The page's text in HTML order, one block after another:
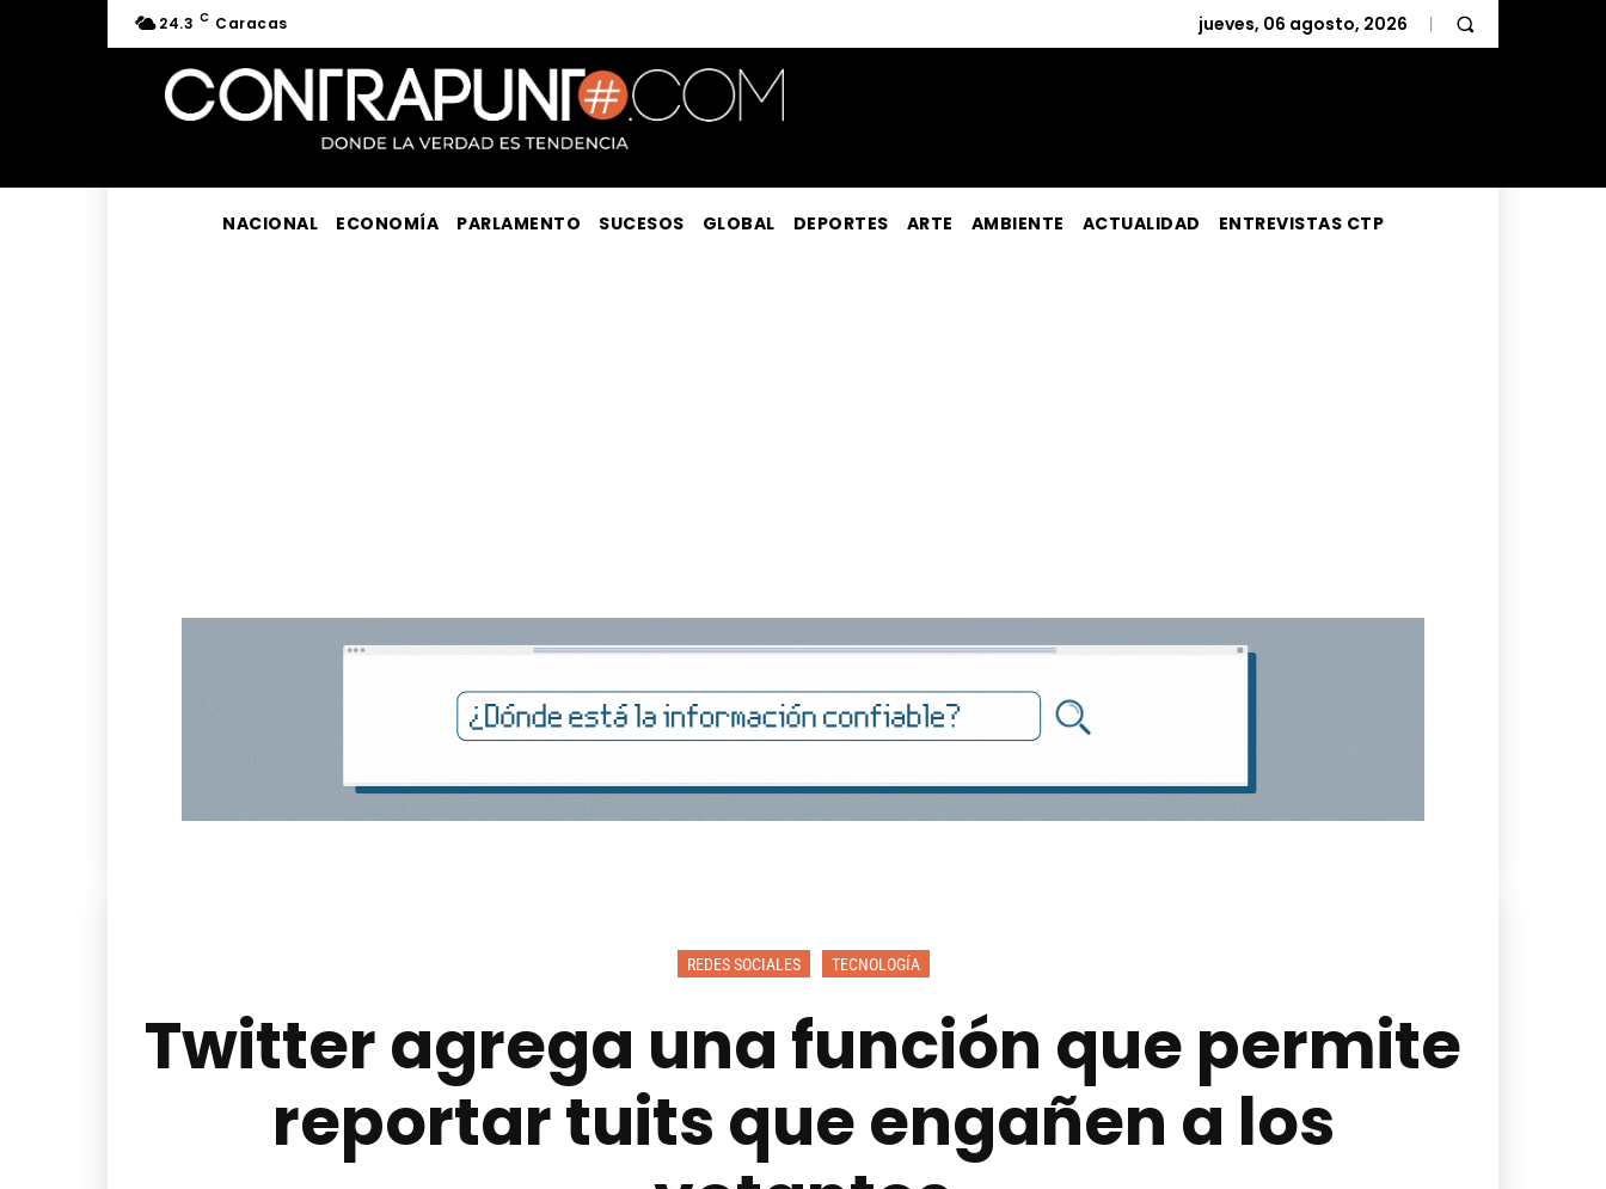
24.3 C Caracas jueves, 06 agosto, 2026
NACIONAL ECONOMÍA PARLAMENTO SUCESOS GLOBAL DEPORTES ARTE AMBIENTE ACTUALIDAD ENTREVISTAS CTP
REDES SOCIALES TECNOLOGÍA
Twitter agrega una función que permite
reportar tuits que engañen a los